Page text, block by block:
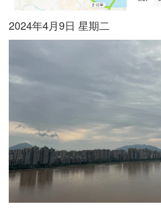
2024年4月9日 星期二